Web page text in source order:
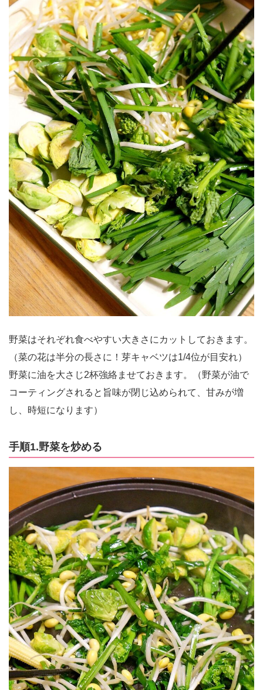
野菜はそれぞれ食べやすい大きさにカットしておきます。
（菜の花は半分の長さに！芽キャベツは1/4位が目安れ）
野菜に油を大さじ2杯強絡ませておきます。（野菜が油で
コーティングされると旨味が閉じ込められて、甘みが増
し、時短になります）
手順1.野菜を炒める